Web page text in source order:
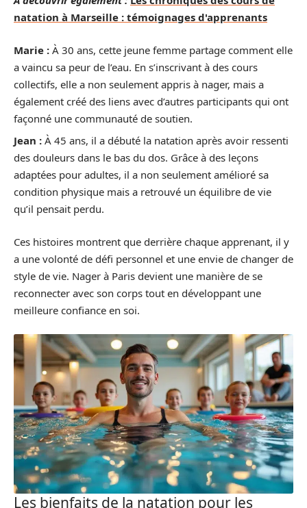
natation à Marseille : témoignages d'apprenants
Marie : À 30 ans, cette jeune femme partage comment elle
a vaincu sa peur de l’eau. En s’inscrivant à des cours
collectifs, elle a non seulement appris à nager, mais a
également créé des liens avec d’autres participants qui ont
façonné une communauté de soutien.
Jean : À 45 ans, il a débuté la natation après avoir ressenti
des douleurs dans le bas du dos. Grâce à des leçons
adaptées pour adultes, il a non seulement amélioré sa
condition physique mais a retrouvé un équilibre de vie
qu’il pensait perdu.
Ces histoires montrent que derrière chaque apprenant, il y
a une volonté de défi personnel et une envie de changer de
style de vie. Nager à Paris devient une manière de se
reconnecter avec son corps tout en développant une
meilleure confiance en soi.
Les bienfaits de la natation pour les